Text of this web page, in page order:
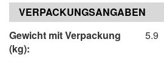
VERPACKUNGSANGABEN
Gewicht mit Verpackung
(kg):
5.9